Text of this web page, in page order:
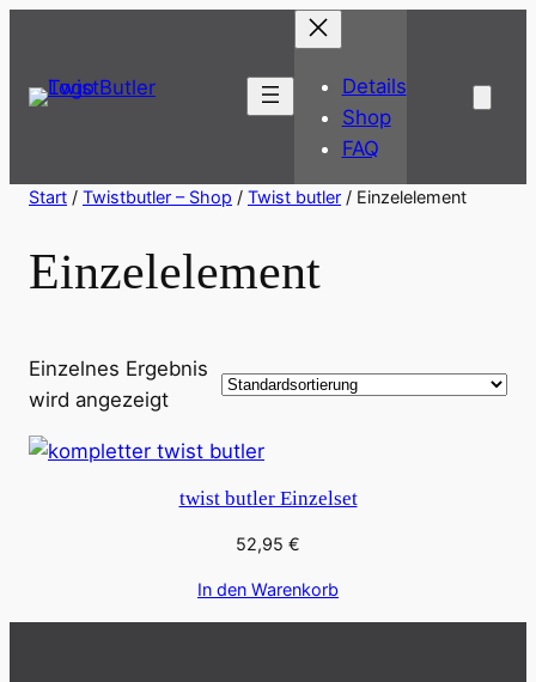
Details
Shop
FAQ
Start / Twistbutler – Shop / Twist butler / Einzelelement
Einzelelement
Einzelnes Ergebnis
wird angezeigt
twist butler Einzelset
52,95 €
In den Warenkorb